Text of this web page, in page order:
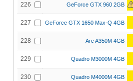
226 GeForce GTX 960 2GB
227 GeForce GTX 1650 Max-Q 4GB
228 Arc A350M 4GB
229 Quadro M3000M 4GB
230 Quadro M4000M 4GB